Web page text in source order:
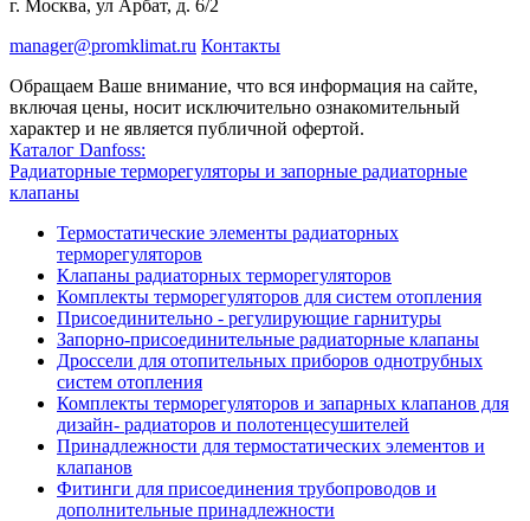
г. Москва, ул Арбат, д. 6/2
manager@promklimat.ru Контакты
Обращаем Ваше внимание, что вся информация на сайте,
включая цены, носит исключительно ознакомительный
характер и не является публичной офертой.
Каталог Danfoss:
Радиаторные терморегуляторы и запорные радиаторные
клапаны
Термостатические элементы радиаторных
терморегуляторов
Клапаны радиаторных терморегуляторов
Комплекты терморегуляторов для систем отопления
Присоединительно - регулирующие гарнитуры
Запорно-присоединительные радиаторные клапаны
Дроссели для отопительных приборов однотрубных
систем отопления
Комплекты терморегуляторов и запарных клапанов для
дизайн- радиаторов и полотенцесушителей
Принадлежности для термостатических элементов и
клапанов
Фитинги для присоединения трубопроводов и
дополнительные принадлежности